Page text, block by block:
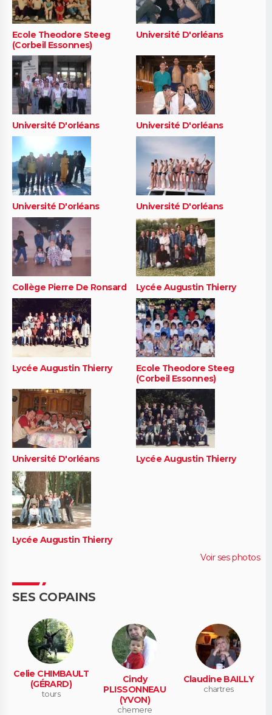
Ecole Theodore Steeg
(Corbeil Essonnes)
Université D'orléans
Université D'orléans Université D'orléans
Université D'orléans Université D'orléans
Collège Pierre De Ronsard Lycée Augustin Thierry
Lycée Augustin Thierry
Ecole Theodore Steeg
(Corbeil Essonnes)
Université D'orléans Lycée Augustin Thierry
Lycée Augustin Thierry
Voir ses photos
SES COPAINS
Celie CHIMBAULT
(GÉRARD)
tours
Cindy
PLISSONNEAU
(YVON)
chemere
Claudine BAILLY
chartres